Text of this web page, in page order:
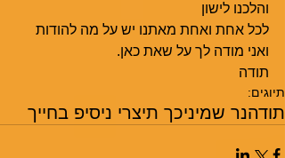
והלכנו לישון
לכל אחת ואחת מאתנו יש על מה להודות
ואני מודה לך על שאת כאן.
תודה
תיוגים:
תודהנר שמיניכך תיצרי ניסיפ בחייך